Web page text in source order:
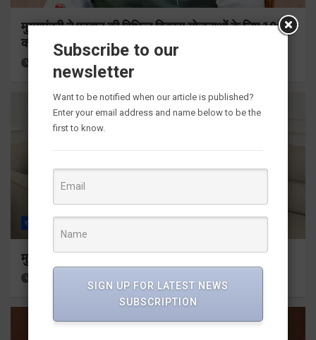
मुख्यमंत्री ने प्रदान की विभिन्न विकास योजनाओं के लिए 1967
करोड़ की वित्तीय स्वीकृति
राज्य
मुख्यमंत्री से महानिदेशक एनसीसी ने की शिष्टाचार भेंट
Subscribe to our
newsletter
Want to be notified when our article is published?
Enter your email address and name below to be the
first to know.
SIGN UP FOR LATEST NEWS
SUBSCRIPTION